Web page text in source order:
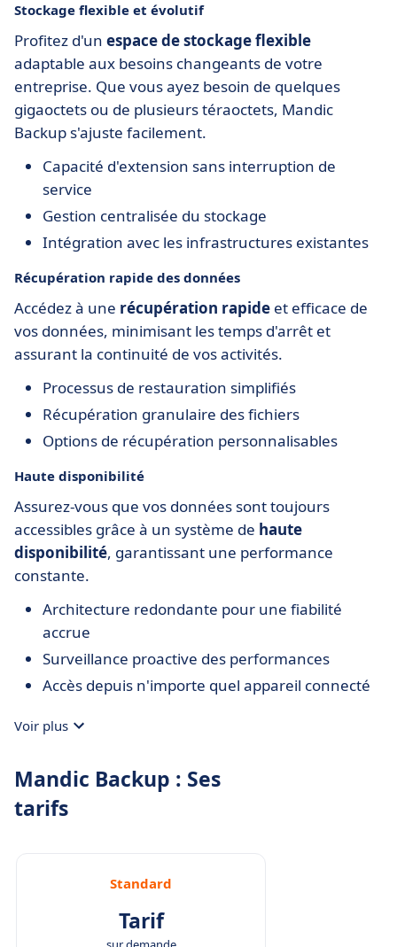
Stockage flexible et évolutif
Profitez d'un espace de stockage flexible
adaptable aux besoins changeants de votre
entreprise. Que vous ayez besoin de quelques
gigaoctets ou de plusieurs téraoctets, Mandic
Backup s'ajuste facilement.
Capacité d'extension sans interruption de
service
Gestion centralisée du stockage
Intégration avec les infrastructures existantes
Récupération rapide des données
Accédez à une récupération rapide et efficace de
vos données, minimisant les temps d'arrêt et
assurant la continuité de vos activités.
Processus de restauration simplifiés
Récupération granulaire des fichiers
Options de récupération personnalisables
Haute disponibilité
Assurez-vous que vos données sont toujours
accessibles grâce à un système de haute
disponibilité, garantissant une performance
constante.
Architecture redondante pour une fiabilité
accrue
Surveillance proactive des performances
Accès depuis n'importe quel appareil connecté
Voir plus
Mandic Backup : Ses
tarifs
Standard
Tarif